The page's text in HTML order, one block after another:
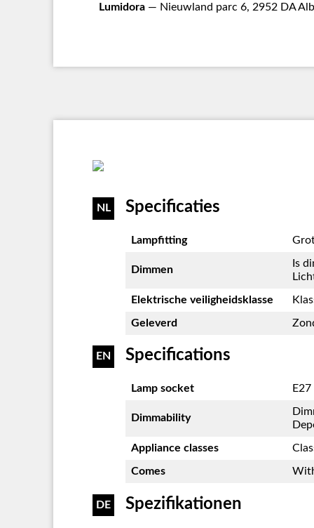
Lumidora — Nieuwland parc 6, 2952 DA
NL Specificaties
Lampfitting
Dimmen
Is
Elektrische veiligheidsklasse
Geleverd
EN Specifications
Lamp socket
Dimmability
Appliance classes
Comes
DE Spezifikationen